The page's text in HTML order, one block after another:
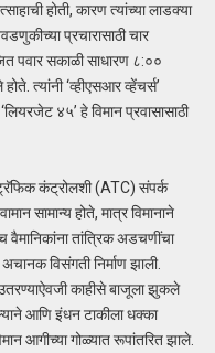
होती, कारण त्यांच्या लाडक्या
प्रचारासाठी चार
पवार सकाळी साधारण ८:००
त्यांनी ‘व्हीएसआर व्हेंचर्स’
४५’ हे विमान प्रवासासाठी
कंट्रोलशी (ATC) संपर्क
सामान्य होते, मात्र विमानाने
तांत्रिक अडचणींचा
विसंगती निर्माण झाली.
उतरण्याऐवजी काहीसे बाजूला झुकले
आणि इंधन टाकीला धक्का
आगीच्या गोळ्यात रूपांतरित झाले.